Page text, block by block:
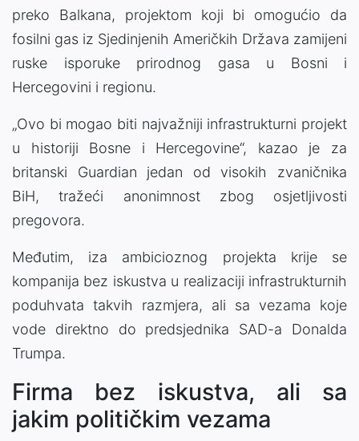
preko Balkana, projektom koji bi omogućio da
fosilni gas iz Sjedinjenih Američkih Država zamijeni
ruske isporuke prirodnog gasa u Bosni i
Hercegovini i regionu.
„Ovo bi mogao biti najvažniji infrastrukturni projekt
u historiji Bosne i Hercegovine“, kazao je za
britanski Guardian jedan od visokih zvaničnika
BiH, tražeći anonimnost zbog osjetljivosti
pregovora.
Međutim, iza ambicioznog projekta krije se
kompanija bez iskustva u realizaciji infrastrukturnih
poduhvata takvih razmjera, ali sa vezama koje
vode direktno do predsjednika SAD-a Donalda
Trumpa.
Firma bez iskustva, ali sa
jakim političkim vezama